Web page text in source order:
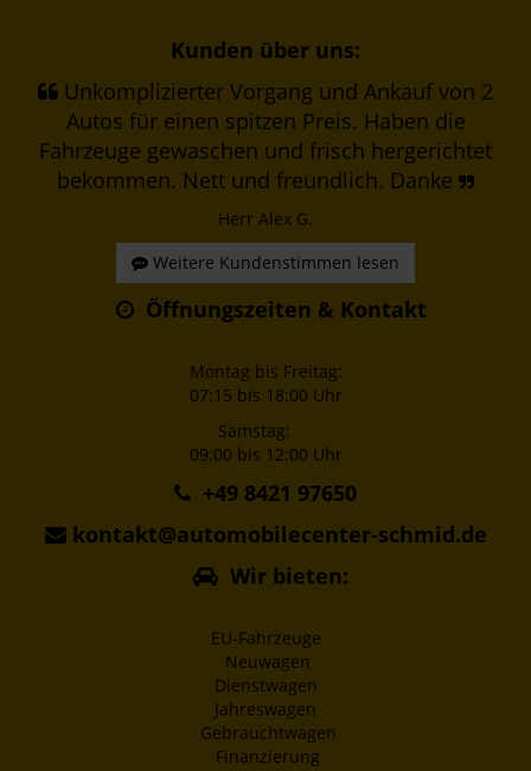
Kunden über uns:
Unkomplizierter Vorgang und Ankauf von 2
Autos für einen spitzen Preis. Haben die
Fahrzeuge gewaschen und frisch hergerichtet
bekommen. Nett und freundlich. Danke
Herr Alex G.
Weitere Kundenstimmen lesen
Öffnungszeiten & Kontakt
Montag bis Freitag:
07:15 bis 18:00 Uhr
Samstag:
09:00 bis 12:00 Uhr
+49 8421 97650
kontakt@automobilecenter-schmid.de
Wir bieten:
EU-Fahrzeuge
Neuwagen
Dienstwagen
Jahreswagen
Gebrauchtwagen
Finanzierung